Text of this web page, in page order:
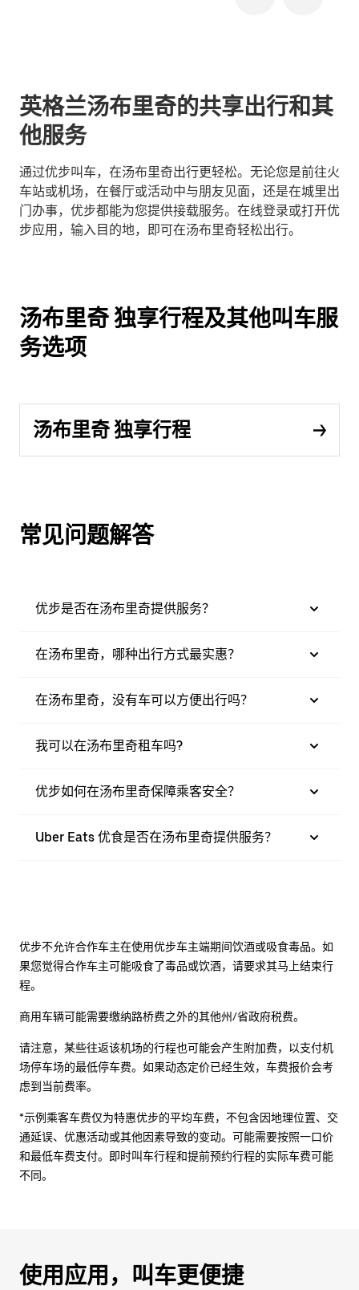
英格兰汤布里奇的共享出行和其
他服务
通过优步叫车，在汤布里奇出行更轻松。无论您是前往火
车站或机场，在餐厅或活动中与朋友见面，还是在城里出
门办事，优步都能为您提供接载服务。在线登录或打开优
步应用，输入目的地，即可在汤布里奇轻松出行。
汤布里奇 独享行程及其他叫车服
务选项
汤布里奇 独享行程
常见问题解答
优步是否在汤布里奇提供服务？
在汤布里奇，哪种出行方式最实惠？
在汤布里奇，没有车可以方便出行吗？
我可以在汤布里奇租车吗?
优步如何在汤布里奇保障乘客安全？
Uber Eats 优食是否在汤布里奇提供服务？
优步不允许合作车主在使用优步车主端期间饮酒或吸食毒品。如
果您觉得合作车主可能吸食了毒品或饮酒，请要求其马上结束行
程。
商用车辆可能需要缴纳路桥费之外的其他州/省政府税费。
请注意，某些往返该机场的行程也可能会产生附加费，以支付机
场停车场的最低停车费。如果动态定价已经生效，车费报价会考
虑到当前费率。
*示例乘客车费仅为特惠优步的平均车费，不包含因地理位置、交
通延误、优惠活动或其他因素导致的变动。可能需要按照一口价
和最低车费支付。即时叫车行程和提前预约行程的实际车费可能
不同。
使用应用，叫车更便捷